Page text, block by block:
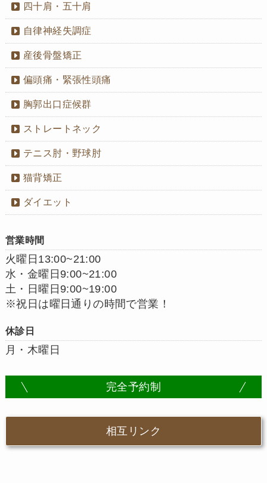
四十肩・五十肩
自律神経失調症
産後骨盤矯正
偏頭痛・緊張性頭痛
胸郭出口症候群
ストレートネック
テニス肘・野球肘
猫背矯正
ダイエット
営業時間
火曜日13:00~21:00
水・金曜日9:00~21:00
土・日曜日9:00~19:00
※祝日は曜日通りの時間で営業！
休診日
月・木曜日
完全予約制
相互リンク